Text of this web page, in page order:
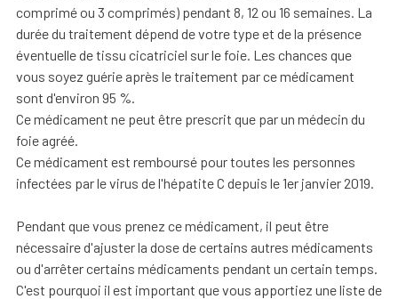
comprimé ou 3 comprimés) pendant 8, 12 ou 16 semaines. La
durée du traitement dépend de votre type et de la présence
éventuelle de tissu cicatriciel sur le foie. Les chances que
vous soyez guérie après le traitement par ce médicament
sont d'environ 95 %.
Ce médicament ne peut être prescrit que par un médecin du
foie agréé.
Ce médicament est remboursé pour toutes les personnes
infectées par le virus de l'hépatite C depuis le 1er janvier 2019.
Pendant que vous prenez ce médicament, il peut être
nécessaire d'ajuster la dose de certains autres médicaments
ou d'arrêter certains médicaments pendant un certain temps.
C'est pourquoi il est important que vous apportiez une liste de